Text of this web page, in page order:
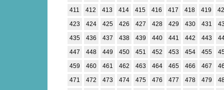
411
412 413 414 415 416 417 418 419
423
424 425 426 427 428 429 430 431
435
436 437 438 439 440 441 442 443
447
448 449 450 451 452 453 454 455
459
460 461 462 463 464 465 466 467
471
472 473 474 475 476 477 478 479